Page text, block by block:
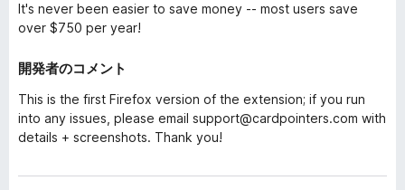
It's never been easier to save money -- most users save
over $750 per year!
開発者のコメント
This is the first Firefox version of the extension; if you run
into any issues, please email support@cardpointers.com with
details + screenshots. Thank you!